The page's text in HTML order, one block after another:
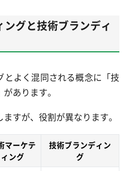
グと技術ブランディ
とよく混同される概念に「技
あります。
すが、役割が異なります。
マーケテ
ィング
技術ブランディン
グ